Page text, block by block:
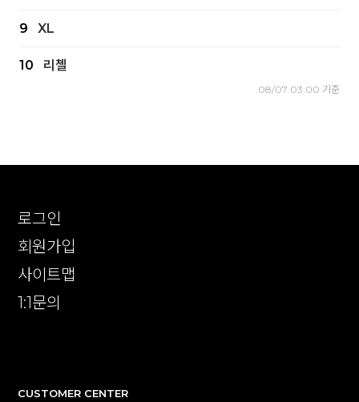
9 XL
10 리첼
08/07 03:00 기준
로그인
회원가입
사이트맵
1:1문의
CUSTOMER CENTER